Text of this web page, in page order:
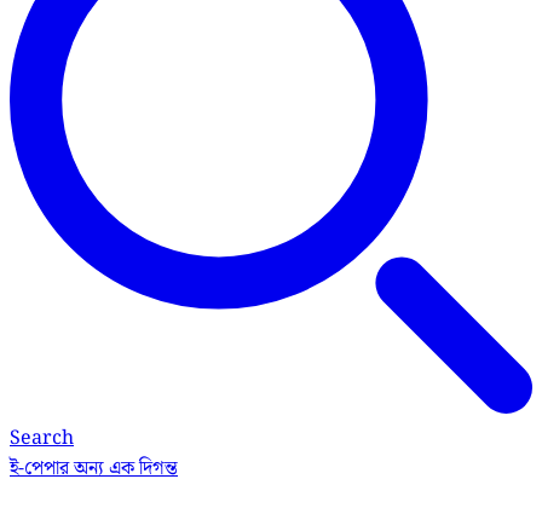
Search
ই-পেপারঅন্য এক দিগন্ত